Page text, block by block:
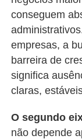
conseguem
empresas, a
barreira de
significa
claras,
O segundo
não depende